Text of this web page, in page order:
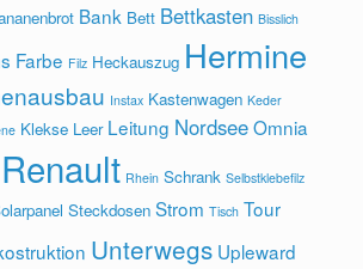
Bank Bett Bettkasten Bisslich
Farbe Filz Heckauszug Hermine
Instax Kastenwagen Keder
Klekse Leer Leitung NordseeOmnia
Renault Rhein Schrank Selbstklebefilz
Steckdosen Strom Tisch Tour
Unterwegs Upleward